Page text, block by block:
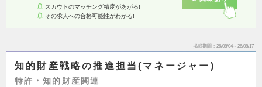
スカウトのマッチング精度があがる!
その求人への合格可能性がわかる!
掲載期間 26/08/04～26/08/17
知的財産戦略の推進担当(マネージャー)
特許・知的財産関連